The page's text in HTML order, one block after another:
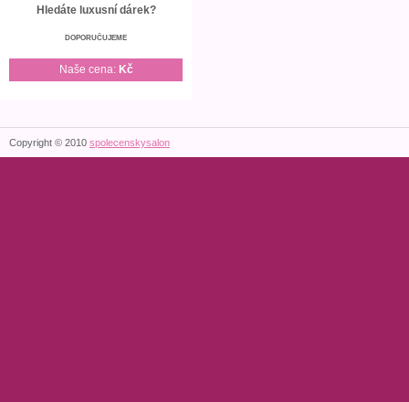
Hledáte luxusní dárek?
DOPORUČUJEME
Naše cena: Kč
Copyright © 2010 spolecenskysalon